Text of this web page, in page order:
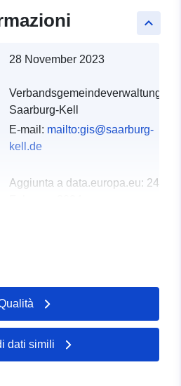
keyboard_arrow_up
28 November 2023
Verbandsgemeindeverwaltung
Saarburg-Kell
E-mail: mailto:gis@saarburg-
kell.de
Aggiunta a data.europa.eu: 24
[ 4.511256, 0 ], [ 4.511256, 0
], [ 4.511256, 0 ], [ 4.511256,
0 ] ]
Tipo: Polygon
dati simili